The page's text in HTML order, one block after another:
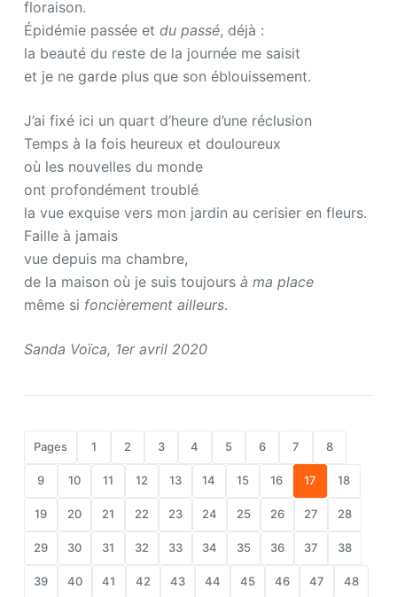
floraison.
Épidémie passée et du passé, déjà :
la beauté du reste de la journée me saisit
et je ne garde plus que son éblouissement.
J’ai fixé ici un quart d’heure d’une réclusion
Temps à la fois heureux et douloureux
où les nouvelles du monde
ont profondément troublé
la vue exquise vers mon jardin au cerisier en fleurs.
Faille à jamais
vue depuis ma chambre,
de la maison où je suis toujours à ma place
même si foncièrement ailleurs.
Sanda Voïca, 1er avril 2020
Pages 1 2 3 4 5 6 7 8
9 10 11 12 13 14 15 16 17 18
19 20 21 22 23 24 25 26 27 28
29 30 31 32 33 34 35 36 37 38
39 40 41 42 43 44 45 46 47 48